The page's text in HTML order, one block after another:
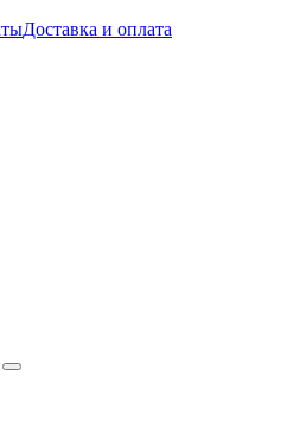
Доставка и оплата